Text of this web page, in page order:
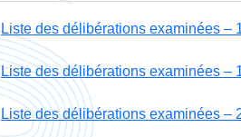
Liste des délibérations examinées –
Liste des délibérations examinées –
Liste des délibérations examinées –